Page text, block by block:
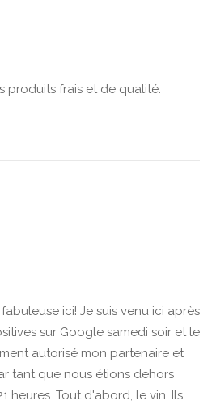
produits frais et de qualité.
ici! Je suis venu ici après
sur Google samedi soir et le
autorisé mon partenaire et
tant que nous étions dehors
heures. Tout d'abord, le vin. Ils